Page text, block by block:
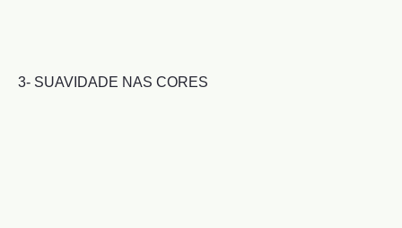
3- SUAVIDADE NAS CORES